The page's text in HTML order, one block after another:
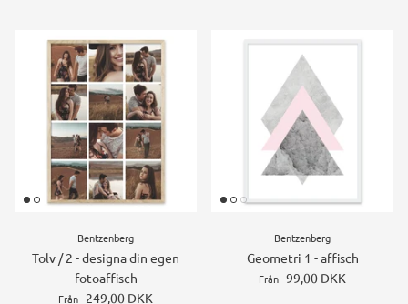
Bentzenberg
Tolv / 2 - designa din egen
fotoaffisch
Från 249,00 DKK
Bentzenberg
Geometri 1 - affisch
Från 99,00 DKK